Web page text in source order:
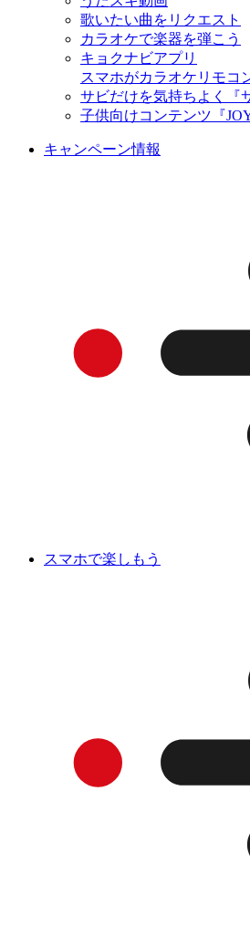
歌いたい曲をリクエスト
カラオケで楽器を弾こう
キョクナビアプリ
スマホがカラオケリモコ
サビだけを気持ちよく『
子供向けコンテンツ『
キャンペーン情報
スマホで楽しもう